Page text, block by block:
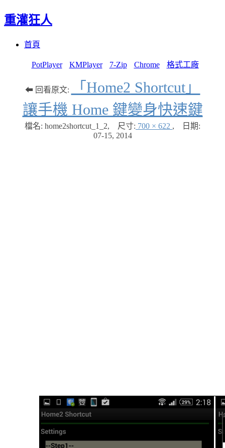
重灌狂人
首頁
PotPlayer KMPlayer 7-Zip Chrome 格式工廠
⬅ 回看原文:
「Home2 Shortcut」
讓手機 Home 鍵變身快速鍵
檔名: home2shortcut_1_2, 尺寸: 700 × 622 ,
日期:
07-15, 2014